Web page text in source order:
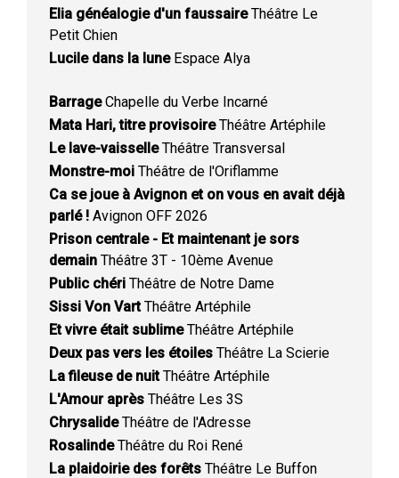
Elia généalogie d'un faussaireThéâtre Le
Petit Chien
Lucile dans la luneEspace Alya
BarrageChapelle du Verbe Incarné
Mata Hari, titre provisoireThéâtre Artéphile
Le lave-vaisselleThéâtre Transversal
Monstre-moi Théâtre de l'Oriflamme
Ca se joue à Avignon et on vous en avait déjà
parlé ! Avignon OFF 2026
Prison centrale - Et maintenant je sors
demain Théâtre 3T - 10ème Avenue
Public chéri Théâtre de Notre Dame
Sissi Von VartThéâtre Artéphile
Et vivre était sublimeThéâtre Artéphile
Deux pas vers les étoiles Théâtre La Scierie
La fileuse de nuitThéâtre Artéphile
L'Amour après Théâtre Les 3S
ChrysalideThéâtre de l'Adresse
RosalindeThéâtre du Roi René
La plaidoirie des forêts Théâtre Le Buffon